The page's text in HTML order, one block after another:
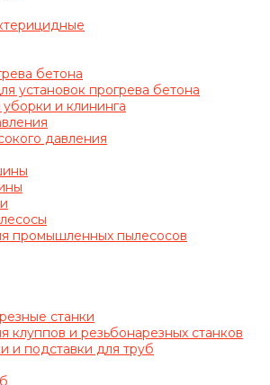
бетона
установок прогрева бетона
и клининга
давления
промышленных пылесосов
станки
клуппов и резьбонарезных станков
и подставки для труб